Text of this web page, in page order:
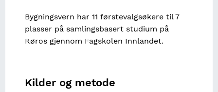
Bygningsvern har 11 førstevalgsøkere til 7
plasser på samlingsbasert studium på
Røros gjennom Fagskolen Innlandet.
Kilder og metode